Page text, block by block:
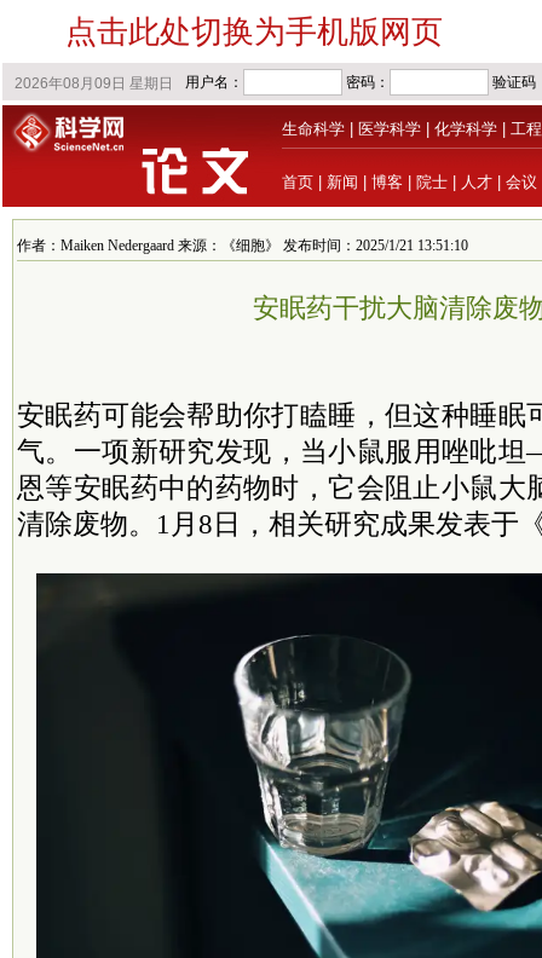
点击此处切换为手机版网页
生命科学 医学科学 化学科学 工
首页 新闻 博客 院士 人才 会议
作者：Maiken Nedergaard 来源：《细胞》 发布时间：2025/1/21 13:51:10
安眠药干扰大脑清除废
安眠药可能会帮助你打瞌睡，但这种睡眠
气。一项新研究发现，当小鼠服用唑吡
恩等安眠药中的药物时，它会阻止小鼠大
清除废物。1月8日，相关研究成果发表于